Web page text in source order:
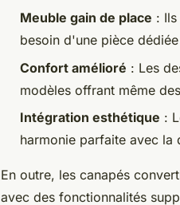
Meuble gain de place :
besoin d'une pièce
Confort amélioré : Les
modèles offrant même
Intégration esthétique :
harmonie parfaite avec la
En outre, les canapés
avec des fonctionnalités